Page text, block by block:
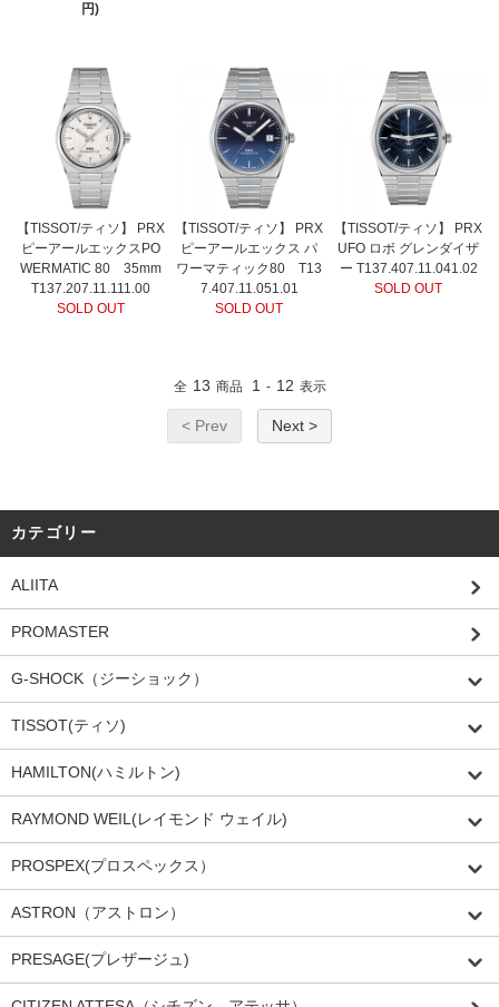
円)
【TISSOT/ティソ】 PRX
ピーアールエックスPO
WERMATIC 80 35mm
T137.207.11.111.00
SOLD OUT
【TISSOT/ティソ】 PRX
ピーアールエックス パ
ワーマティック80 T13
7.407.11.051.01
SOLD OUT
【TISSOT/ティソ】 PRX
UFO ロボ グレンダイザ
ー T137.407.11.041.02
SOLD OUT
全 13 商品 1 - 12 表示
< Prev Next >
カテゴリー
ALIITA
PROMASTER
G-SHOCK（ジーショック）
TISSOT(ティソ)
HAMILTON(ハミルトン)
RAYMOND WEIL(レイモンド ウェイル)
PROSPEX(プロスペックス）
ASTRON（アストロン）
PRESAGE(プレザージュ)